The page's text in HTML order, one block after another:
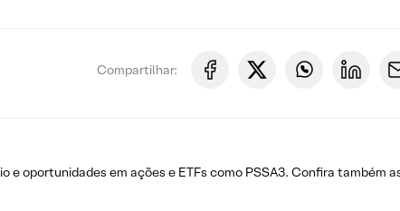
Compartilhar:
e oportunidades em ações e ETFs como PSSA3. Confira também